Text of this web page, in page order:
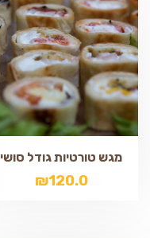
מגש טורטיות גודל סושי
₪120.0